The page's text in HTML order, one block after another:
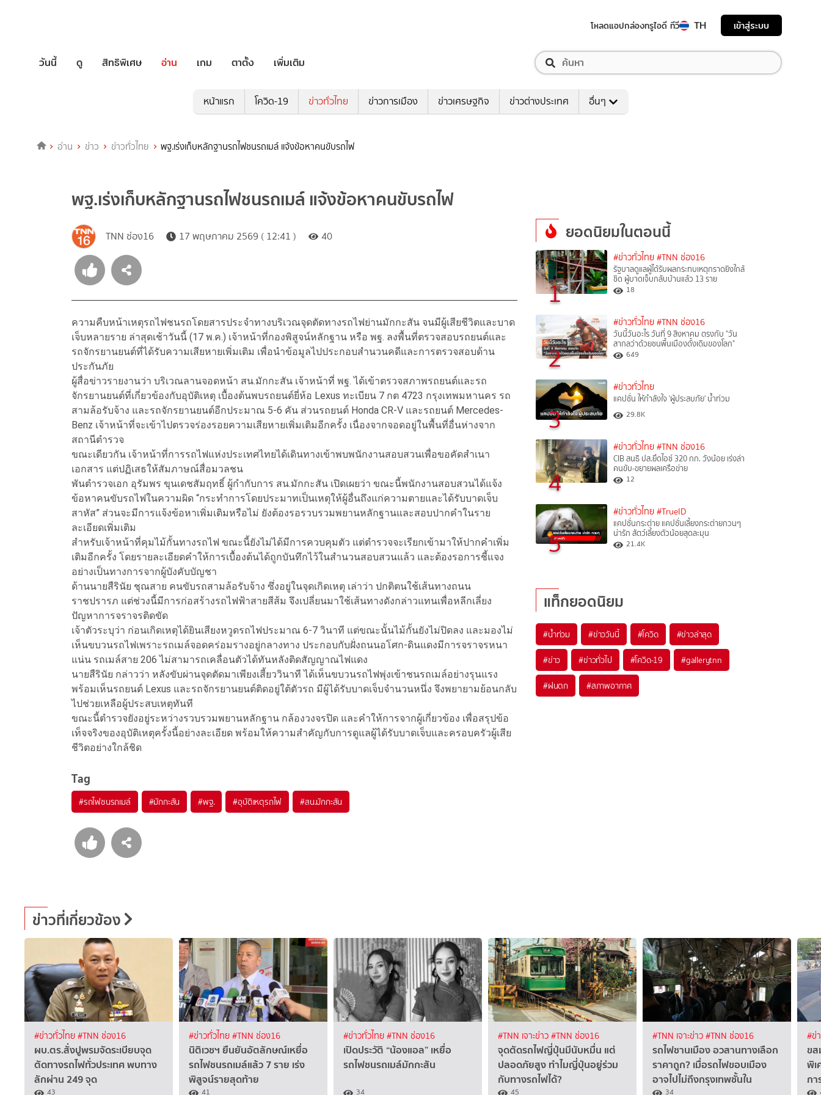
โหลดแอปกล่องทรูไอดี ทีวี TH เข้าสู่ระบบ
วันนี้ ดู สิทธิพิเศษ อ่าน เกม ตาตั้ง เพิ่มเติม
หน้าแรก โควิด-19 ข่าวทั่วไทย ข่าวการเมือง ข่าวเศรษฐกิจ ข่าวต่างประเทศ อื่นๆ
อ่าน ข่าว ข่าวทั่วไทย พฐ.เร่งเก็บหลักฐานรถไฟชนรถเมล์ แจ้งข้อหาคนขับรถไฟ
พฐ.เร่งเก็บหลักฐานรถไฟชนรถเมล์ แจ้งข้อหาคนขับรถไฟ
TNN ช่อง16 17 พฤษภาคม 2569 ( 12:41 ) 40
ความคืบหน้าเหตุรถไฟชนรถโดยสารประจำทางบริเวณจุดตัดทางรถไฟย่านมักกะสัน จนมีผู้เสียชีวิตและบาด
เจ็บหลายราย ล่าสุดเช้าวันนี้ (17 พ.ค.) เจ้าหน้าที่กองพิสูจน์หลักฐาน หรือ พฐ. ลงพื้นที่ตรวจสอบรถยนต์และ
รถจักรยานยนต์ที่ได้รับความเสียหายเพิ่มเติม เพื่อนำข้อมูลไปประกอบสำนวนคดีและการตรวจสอบด้าน
ประกันภัย
ผู้สื่อข่าวรายงานว่า บริเวณลานจอดหน้า สน.มักกะสัน เจ้าหน้าที่ พฐ. ได้เข้าตรวจสภาพรถยนต์และรถ
จักรยานยนต์ที่เกี่ยวข้องกับอุบัติเหตุ เบื้องต้นพบรถยนต์ยี่ห้อ Lexus ทะเบียน 7 กต 4723 กรุงเทพมหานคร รถ
สามล้อรับจ้าง และรถจักรยานยนต์อีกประมาณ 5-6 คัน ส่วนรถยนต์ Honda CR-V และรถยนต์ Mercedes-
Benz เจ้าหน้าที่จะเข้าไปตรวจร่องรอยความเสียหายเพิ่มเติมอีกครั้ง เนื่องจากจอดอยู่ในพื้นที่อื่นห่างจาก
สถานีตำรวจ
ขณะเดียวกัน เจ้าหน้าที่การรถไฟแห่งประเทศไทยได้เดินทางเข้าพบพนักงานสอบสวนเพื่อขอคัดสำเนา
เอกสาร แต่ปฏิเสธให้สัมภาษณ์สื่อมวลชน
พันตำรวจเอก อุรัมพร ขุนเดชสัมฤทธิ์ ผู้กำกับการ สน.มักกะสัน เปิดเผยว่า ขณะนี้พนักงานสอบสวนได้แจ้ง
ข้อหาคนขับรถไฟในความผิด “กระทำการโดยประมาทเป็นเหตุให้ผู้อื่นถึงแก่ความตายและได้รับบาดเจ็บ
สาหัส” ส่วนจะมีการแจ้งข้อหาเพิ่มเติมหรือไม่ ยังต้องรอรวบรวมพยานหลักฐานและสอบปากคำในราย
ละเอียดเพิ่มเติม
สำหรับเจ้าหน้าที่คุมไม้กั้นทางรถไฟ ขณะนี้ยังไม่ได้มีการควบคุมตัว แต่ตำรวจจะเรียกเข้ามาให้ปากคำเพิ่ม
เติมอีกครั้ง โดยรายละเอียดคำให้การเบื้องต้นได้ถูกบันทึกไว้ในสำนวนสอบสวนแล้ว และต้องรอการชี้แจง
อย่างเป็นทางการจากผู้บังคับบัญชา
ด้านนายสืรินัย ชุณสาย คนขับรถสามล้อรับจ้าง ซึ่งอยู่ในจุดเกิดเหตุ เล่าว่า ปกติตนใช้เส้นทางถนน
ราชปรารภ แต่ช่วงนี้มีการก่อสร้างรถไฟฟ้าสายสีส้ม จึงเปลี่ยนมาใช้เส้นทางดังกล่าวแทนเพื่อหลีกเลี่ยง
ปัญหาการจราจรติดขัด
เจ้าตัวระบุว่า ก่อนเกิดเหตุได้ยินเสียงหวูดรถไฟประมาณ 6-7 วินาที แต่ขณะนั้นไม้กั้นยังไม่ปิดลง และมองไม่
เห็นขบวนรถไฟเพราะรถเมล์จอดคร่อมรางอยู่กลางทาง ประกอบกับฝั่งถนนอโศก-ดินแดงมีการจราจรหนา
แน่น รถเมล์สาย 206 ไม่สามารถเคลื่อนตัวได้ทันหลังติดสัญญาณไฟแดง
นายสืรินัย กล่าวว่า หลังขับผ่านจุดตัดมาเพียงเสี้ยววินาที ได้เห็นขบวนรถไฟพุ่งเข้าชนรถเมล์อย่างรุนแรง
พร้อมเห็นรถยนต์ Lexus และรถจักรยานยนต์ติดอยู่ใต้ตัวรถ มีผู้ได้รับบาดเจ็บจำนวนหนึ่ง จึงพยายามย้อนกลับ
ไปช่วยเหลือผู้ประสบเหตุทันที
ขณะนี้ตำรวจยังอยู่ระหว่างรวบรวมพยานหลักฐาน กล้องวงจรปิด และคำให้การจากผู้เกี่ยวข้อง เพื่อสรุปข้อ
เท็จจริงของอุบัติเหตุครั้งนี้อย่างละเอียด พร้อมให้ความสำคัญกับการดูแลผู้ได้รับบาดเจ็บและครอบครัวผู้เสีย
ชีวิตอย่างใกล้ชิด
Tag
#รถไฟชนรถเมล์ #มักกะสัน #พฐ. #อุบัติเหตุรถไฟ #สน.มักกะสัน
ยอดนิยมในตอนนี้
1
#ข่าวทั่วไทย #TNN ช่อง16
รัฐบาลดูแลผู้ได้รับผลกระทบเหตุกราดยิงใกล้
ชิด ผู้บาดเจ็บกลับบ้านแล้ว 13 ราย
18
2
#ข่าวทั่วไทย #TNN ช่อง16
วันนี้วันอะไร วันที่ 9 สิงหาคม ตรงกับ "วัน
สากลว่าด้วยชนพื้นเมืองดั้งเดิมของโลก"
649
3
#ข่าวทั่วไทย
แคปชั่น ให้กำลังใจ 'ผู้ประสบภัย' น้ำท่วม
29.8K
4
#ข่าวทั่วไทย #TNN ช่อง16
CIB สนธิ ปส.ยึดไอซ์ 320 กก. วังน้อย เร่งล่า
คนขับ-ขยายผลเครือข่าย
12
5
#ข่าวทั่วไทย #TrueID
แคปชั่นกระต่าย แคปชั่นเลี้ยงกระต่ายกวนๆ
น่ารัก สัตว์เลี้ยงตัวน้อยสุดละมุน
21.4K
แท็กยอดนิยม
#น้ำท่วม #ข่าววันนี้ #โควิด #ข่าวล่าสุด
#ข่าว #ข่าวทั่วไป #โควิด-19 #gallerytnn
#ฝนตก #สภาพอากาศ
ข่าวที่เกี่ยวข้อง
#ข่าวทั่วไทย#TNN ช่อง16
ผบ.ตร.สั่งปูพรมจัดระเบียบจุด
ตัดทางรถไฟทั่วประเทศ พบทาง
ลักผ่าน 249 จุด
43
#ข่าวทั่วไทย#TNN ช่อง16
นิติเวชฯ ยืนยันอัตลักษณ์เหยื่อ
รถไฟชนรถเมล์แล้ว 7 ราย เร่ง
พิสูจน์รายสุดท้าย
41
#ข่าวทั่วไทย#TNN ช่อง16
เปิดประวัติ “น้องแอล” เหยื่อ
รถไฟชนรถเมล์มักกะสัน
34
#TNN เจาะข่าว#TNN ช่อง16
จุดตัดรถไฟญี่ปุ่นมีนับหมื่น แต่
ปลอดภัยสูง ทำไมญี่ปุ่นอยู่ร่วม
กับทางรถไฟได้?
45
#TNN เจาะข่าว#TNN ช่อง16
รถไฟชานเมือง อวสานทางเลือก
ราคาถูก? เมื่อรถไฟขอบเมือง
อาจไปไม่ถึงกรุงเทพชั้นใน
34
#ข่
ขส
พิเ
ก